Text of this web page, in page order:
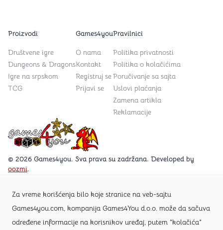
Za vreme korišćenja bilo koje stranice na veb-sajtu
Games4you.com, kompanija Games4You d.o.o. može da sačuva
određene informacije na korisnikov uređaj, putem "kolačića"
Games4you logo
© 2026 Games4you. Sva prava su zadržana. Developed by
oozmi.
Posetite Facebook stranicu /Games4you.rs
Zapratite Instagram profil @games4yours
Proizvodi
Društvene igre
Dungeons & Dragons
Igre na srpskom
TCG
Games4you
O nama
Kontakt
Registruj se
Prijavi se
Pravilnici
Politika privatnosti
Politika o kolačićima
Poručivanje sa sajta
Uslovi plaćanja
Zamena artikla
Reklamacije